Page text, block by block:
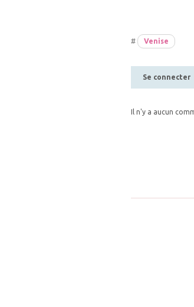
# Venise
Se connecter
Il n'y a aucun